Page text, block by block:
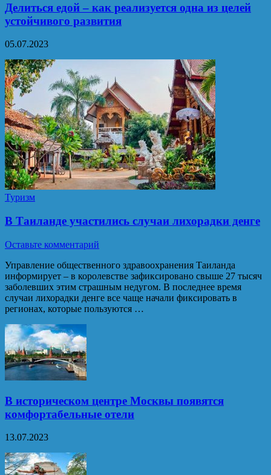
Делиться едой – как реализуется одна из целей
устойчивого развития
05.07.2023
Туризм
В Таиланде участились случаи лихорадки денге
Оставьте комментарий
Управление общественного здравоохранения Таиланда
информирует – в королевстве зафиксировано свыше 27 тысяч
заболевших этим страшным недугом. В последнее время
случаи лихорадки денге все чаще начали фиксировать в
регионах, которые пользуются …
В историческом центре Москвы появятся
комфортабельные отели
13.07.2023